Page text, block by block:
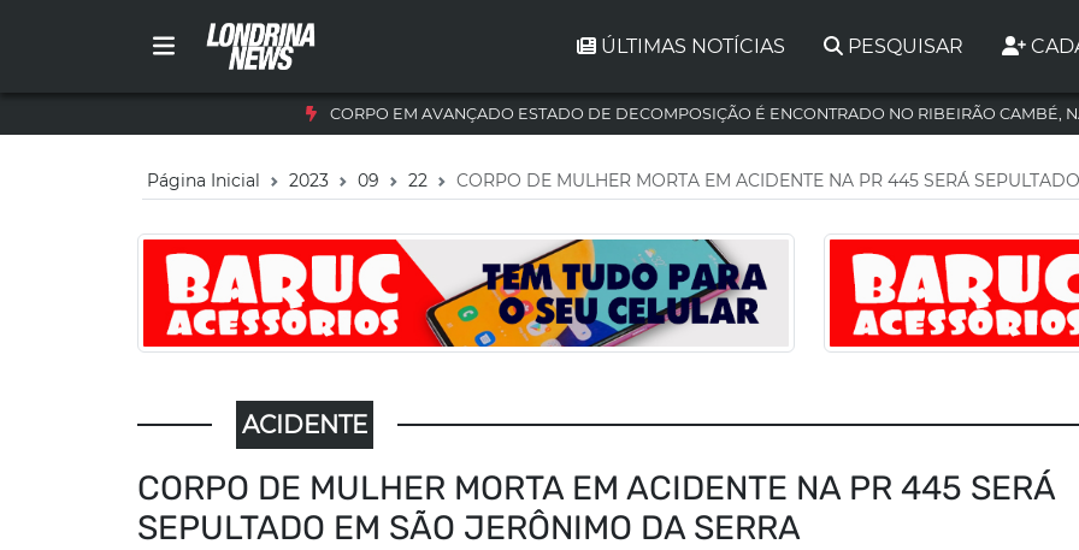
ÚLTIMAS NOTÍCIAS PESQUISAR
CORPO EM AVANÇADO ESTADO DE DECOMPOSIÇÃO É ENCONTRADO NO RIBEIRÃO CAMBÉ,
Página Inicial 2023 09 22 CORPO DE MULHER MORTA EM ACIDENTE NA PR 445 SERÁ
ACIDENTE
CORPO DE MULHER MORTA EM ACIDENTE NA PR 445 SERÁ
SEPULTADO EM SÃO JERÔNIMO DA SERRA